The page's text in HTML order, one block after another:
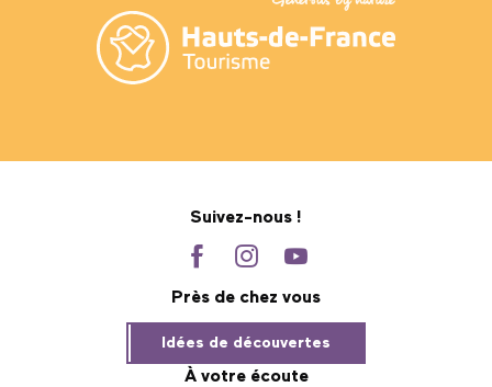
Suivez-nous !
Près de chez vous
Idées de découvertes
À votre écoute